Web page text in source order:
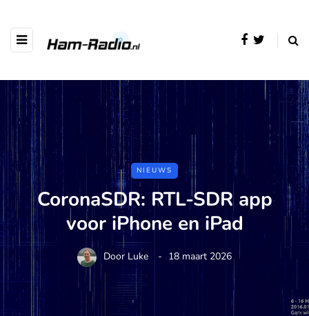
NIEUWS
CoronaSDR: RTL-SDR app
voor iPhone en iPad
Door Luke 18 maart 2026